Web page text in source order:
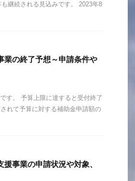
継続される見込みです。 2023年8
業の終了予想～申請条件や
す。 予算上限に達すると受付終了
れて予算に対する補助金申請額の
事業の申請状況や対象、